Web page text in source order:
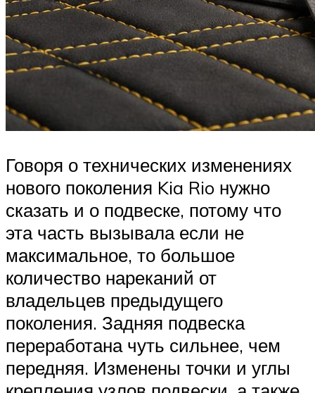
Говоря о технических изменениях
нового поколения Kia Rio нужно
сказать и о подвеске, потому что
эта часть вызывала если не
максимальное, то большое
количество нареканий от
владельцев предыдущего
поколения. Задняя подвеска
переработана чуть сильнее, чем
передняя. Изменены точки и углы